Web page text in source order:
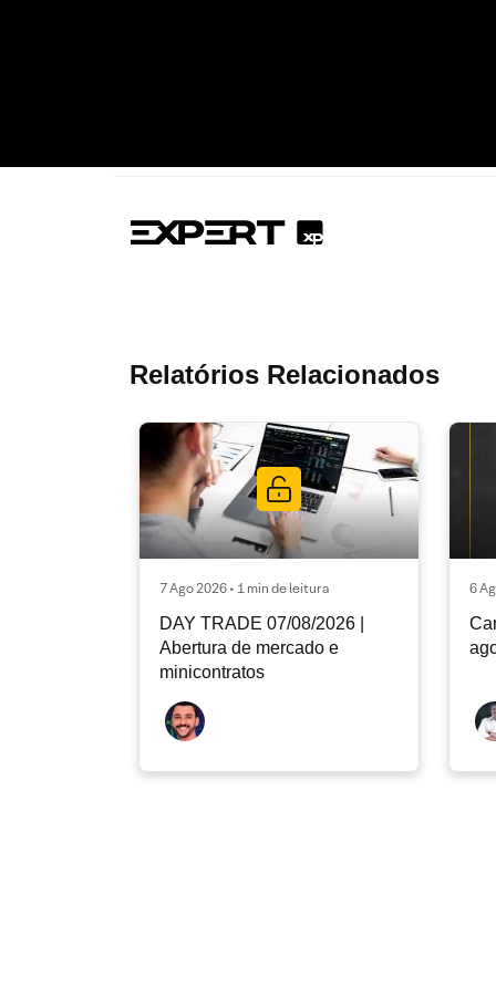
Relatórios Relacionados
7 Ago 2026 • 1 min de leitura
DAY TRADE 07/08/2026 |
Abertura de mercado e
minicontratos
6